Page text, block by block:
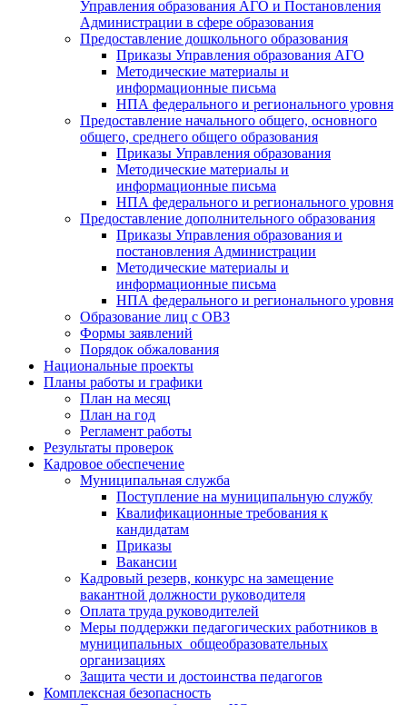
Управления образования АГО и Постановления
Администрации в сфере образования
Предоставление дошкольного образования
Приказы Управления образования АГО
Методические материалы и
информационные письма
НПА федерального и регионального уровня
Предоставление начального общего, основного
общего, среднего общего образования
Приказы Управления образования
Методические материалы и
информационные письма
НПА федерального и регионального уровня
Предоставление дополнительного образования
Приказы Управления образования и
постановления Администрации
Методические материалы и
информационные письма
НПА федерального и регионального уровня
Образование лиц с ОВЗ
Формы заявлений
Порядок обжалования
Национальные проекты
Планы работы и графики
План на месяц
План на год
Регламент работы
Результаты проверок
Кадровое обеспечение
Муниципальная служба
Поступление на муниципальную службу
Квалификационные требования к
кандидатам
Приказы
Вакансии
Кадровый резерв, конкурс на замещение
вакантной должности руководителя
Оплата труда руководителей
Меры поддержки педагогических работников в
муниципальных общеобразовательных
организациях
Защита чести и достоинства педагогов
Комплексная безопасность